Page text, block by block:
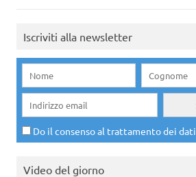
Iscriviti alla newsletter
Do il consenso al trattamento dei dati
Video del giorno